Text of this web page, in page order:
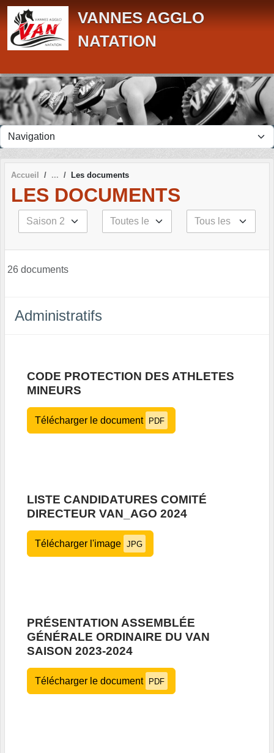
VANNES AGGLO
NATATION
Accueil Les documents
LES DOCUMENTS
26 documents
Administratifs
CODE PROTECTION DES ATHLETES
MINEURS
Télécharger le document PDF
LISTE CANDIDATURES COMITÉ
DIRECTEUR VAN_AGO 2024
Télécharger l'image JPG
PRÉSENTATION ASSEMBLÉE
GÉNÉRALE ORDINAIRE DU VAN
SAISON 2023-2024
Télécharger le document PDF
Panneau de gestion des cookies